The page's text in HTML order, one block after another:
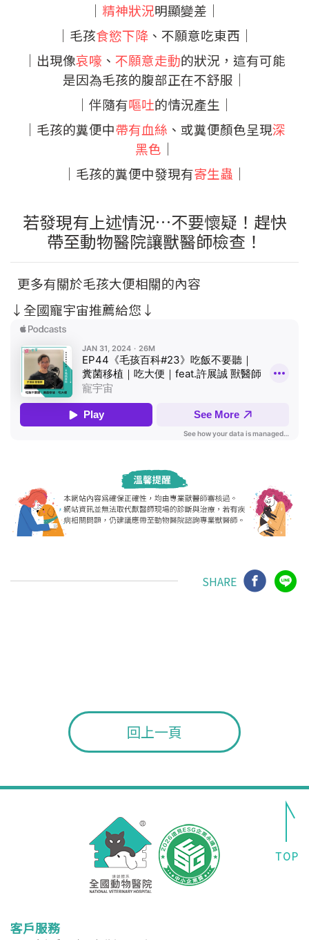
│ 精神狀況明顯變差│
│毛孩食慾下降、不願意吃東西│
│出現像哀嚎 、 不願意走動的狀況，這有可能
是因為毛孩的腹部正在不舒服 │
│伴隨有嘔吐的情況產生│
│毛孩的糞便中帶有血絲 、或糞便顏色呈現深
黑色 │
│毛孩的糞便中發現有寄生蟲 │
若發現有上述情況…不要懷疑！趕快
帶至動物醫院讓獸醫師檢查！
更多有關於毛孩大便相關的內容
↓全國寵宇宙推薦給您↓
SHARE
回上一頁
客戶服務